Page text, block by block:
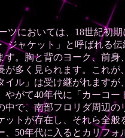
ツにおいては、18世紀初
ジャケット」と呼ばれる
す。胸と背のヨーク、前
が多く見られます。これ
イル」は受け継がれます
やがて40年代に「カーコ
中で、南部フロリダ周辺
ットが存在し、それら全
、50年代に入るとカリフ